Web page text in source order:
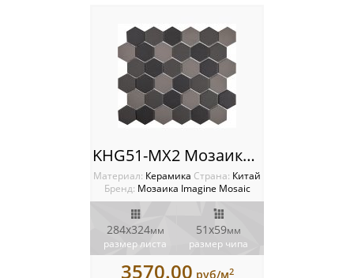
KHG51-MX2 Мозаика Imagine
Материал: Керамика Cтрана: Китай
Бренд: Мозаика Imagine Mosaic
284х324мм
размер листа
51х59мм
размер чипа
3570.00 руб/м2